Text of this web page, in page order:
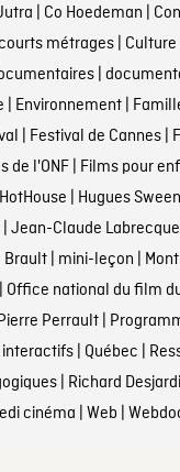
Co Hoedeman
métrages| Culture
|
Environnement|
Festival de Cannes|
de l'ONF| Films pour
HotHouse Hugues
Jean-Claude Labrecque
Brault| mini-leçon
Office national du film
Perrault|
| Québec
| Richard
cinéma Web